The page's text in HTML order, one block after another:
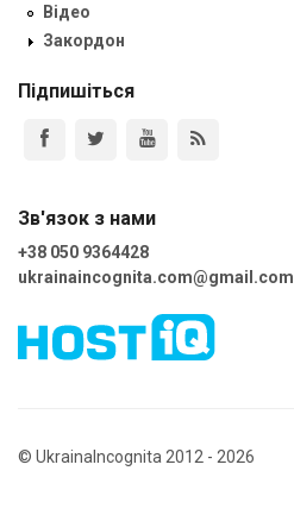
Відео
Закордон
Підпишіться
Зв'язок з нами
+38 050 9364428
ukrainaincognita.com@gmail.com
© UkrainaIncognita 2012 - 2026